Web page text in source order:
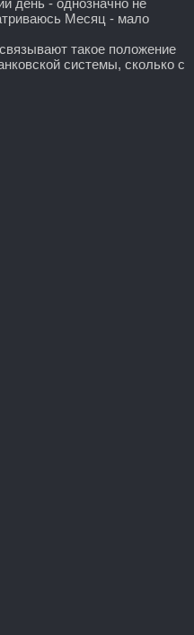
Месяц - мало
такое положение
системы, сколько с